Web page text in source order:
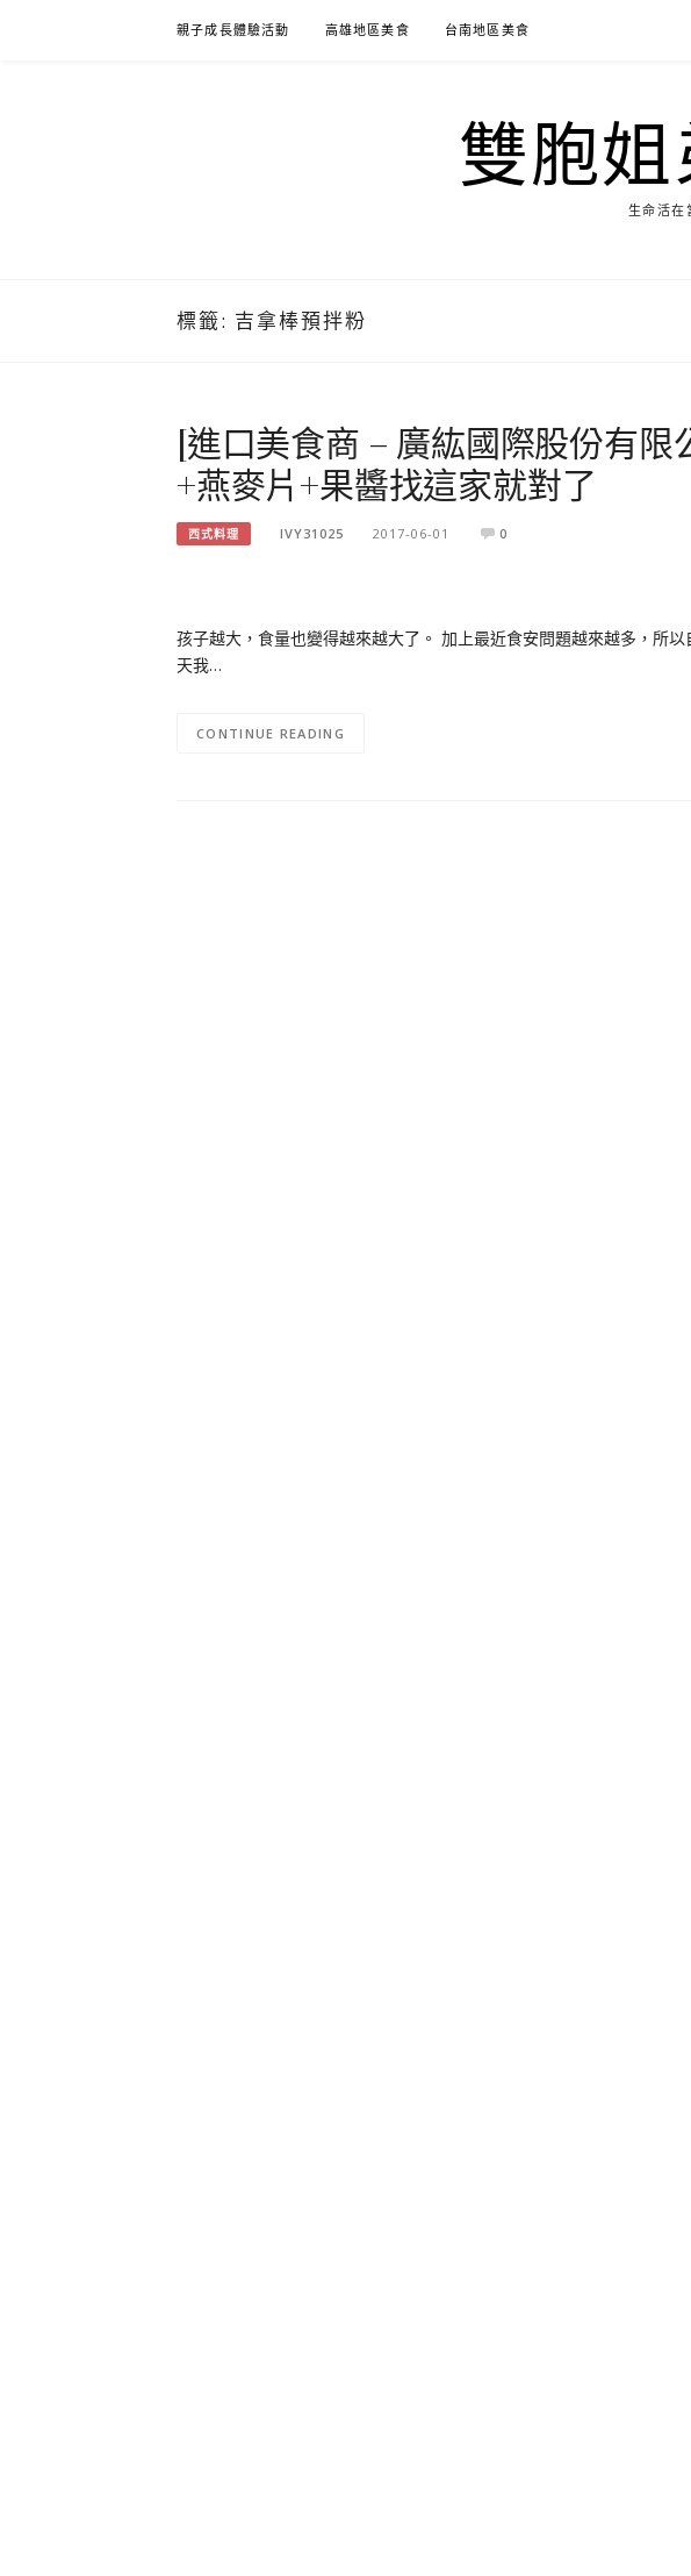
親子成長體驗活動 高雄地區美食 台南地區美食
雙胞
生命活在
標籤: 吉拿棒預拌粉
[進口美食商 – 廣紘國際股份有限
+燕麥片+果醬找這家就對了
西式料理 IVY31025 2017-06-01 0
孩子越大，食量也變得越來越大了。 加上最近食安問題越來越多，所
天我…
CONTINUE READING